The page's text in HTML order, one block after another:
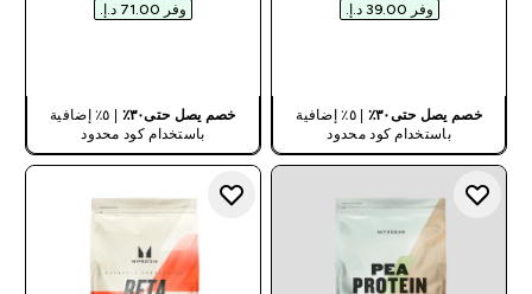
وفر ‏39.00 د.إ.‏‎
خصم يصل حتى٣٠٪
| ٥٪ إضافية
باستخدام كود محدود
وفر ‏71.00 د.إ.‏‎
خصم يصل حتى٣٠٪
| ٥٪ إضافية
باستخدام كود محدود